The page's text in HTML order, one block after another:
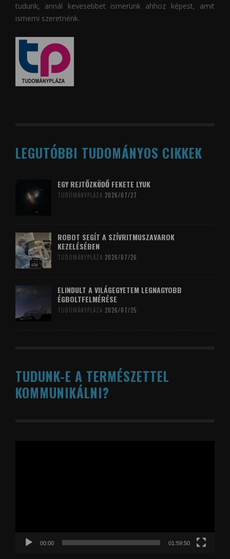
tudunk, annál kevesebbet ismerünk ahhoz képest, amit
ismerni szeretnénk.
LEGUTÓBBI TUDOMÁNYOS CIKKEK
EGY REJTŐZKÖDŐ FEKETE LYUK
TUDOMÁNYPLÁZA 2026/07/27
ROBOT SEGÍT A SZÍVRITMUSZAVAROK
KEZELÉSÉBEN
TUDOMÁNYPLÁZA 2026/07/26
ELINDULT A VILÁGEGYETEM LEGNAGYOBB
ÉGBOLTFELMÉRÉSE
TUDOMÁNYPLÁZA 2026/07/25
TUDUNK-E A TERMÉSZETTEL
KOMMUNIKÁLNI?
00:00 01:59:50